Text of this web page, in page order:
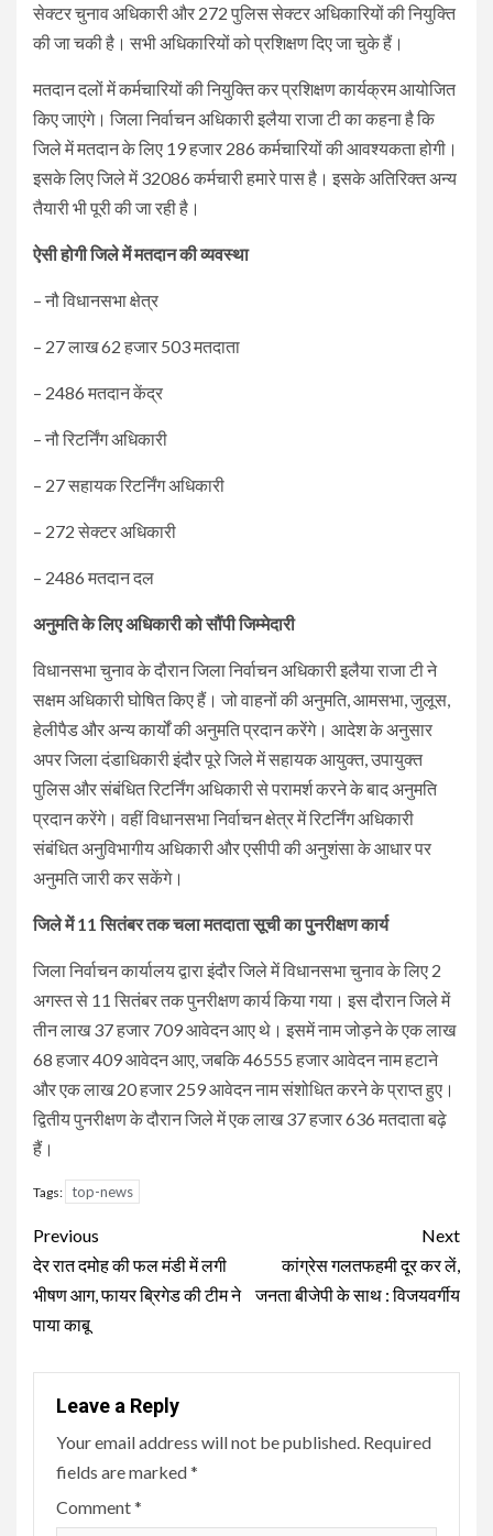
सेक्टर चुनाव अधिकारी और 272 पुलिस सेक्टर अधिकारियों की नियुक्ति
की जा चकी है। सभी अधिकारियों को प्रशिक्षण दिए जा चुके हैं।
मतदान दलों में कर्मचारियों की नियुक्ति कर प्रशिक्षण कार्यक्रम आयोजित
किए जाएंगे। जिला निर्वाचन अधिकारी इलैया राजा टी का कहना है कि
जिले में मतदान के लिए 19 हजार 286 कर्मचारियों की आवश्यकता होगी।
इसके लिए जिले में 32086 कर्मचारी हमारे पास है। इसके अतिरिक्त अन्य
तैयारी भी पूरी की जा रही है।
ऐसी होगी जिले में मतदान की व्यवस्था
– नौ विधानसभा क्षेत्र
– 27 लाख 62 हजार 503 मतदाता
– 2486 मतदान केंद्र
– नौ रिटर्निंग अधिकारी
– 27 सहायक रिटर्निंग अधिकारी
– 272 सेक्टर अधिकारी
– 2486 मतदान दल
अनुमति के लिए अधिकारी को सौंपी जिम्मेदारी
विधानसभा चुनाव के दौरान जिला निर्वाचन अधिकारी इलैया राजा टी ने
सक्षम अधिकारी घोषित किए हैं। जो वाहनों की अनुमति, आमसभा, जुलूस,
हेलीपैड और अन्य कार्यों की अनुमति प्रदान करेंगे। आदेश के अनुसार
अपर जिला दंडाधिकारी इंदौर पूरे जिले में सहायक आयुक्त, उपायुक्त
पुलिस और संबंधित रिटर्निंग अधिकारी से परामर्श करने के बाद अनुमति
प्रदान करेंगे। वहीं विधानसभा निर्वाचन क्षेत्र में रिटर्निंग अधिकारी
संबंधित अनुविभागीय अधिकारी और एसीपी की अनुशंसा के आधार पर
अनुमति जारी कर सकेंगे।
जिले में 11 सितंबर तक चला मतदाता सूची का पुनरीक्षण कार्य
जिला निर्वाचन कार्यालय द्वारा इंदौर जिले में विधानसभा चुनाव के लिए 2
अगस्त से 11 सितंबर तक पुनरीक्षण कार्य किया गया। इस दौरान जिले में
तीन लाख 37 हजार 709 आवेदन आए थे। इसमें नाम जोड़ने के एक लाख
68 हजार 409 आवेदन आए, जबकि 46555 हजार आवेदन नाम हटाने
और एक लाख 20 हजार 259 आवेदन नाम संशोधित करने के प्राप्त हुए।
द्वितीय पुनरीक्षण के दौरान जिले में एक लाख 37 हजार 636 मतदाता बढ़े
हैं।
Tags: top-news
Continue
Reading
Previous
देर रात दमोह की फल मंडी में लगी
भीषण आग, फायर ब्रिगेड की टीम ने
पाया काबू
Next
कांग्रेस गलतफहमी दूर कर लें,
जनता बीजेपी के साथ : विजयवर्गीय
Leave a Reply
Your email address will not be published. Required
fields are marked*
Comment*